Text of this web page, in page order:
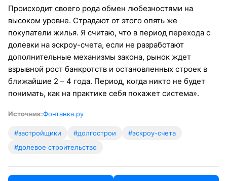
Происходит своего рода обмен любезностями на
высоком уровне. Страдают от этого опять же
покупатели жилья. Я считаю, что в период перехода с
долевки на эскроу-счета, если не разработают
дополнительные механизмы закона, рынок ждет
взрывной рост банкротств и остановленных строек в
ближайшие 2 – 4 года. Период, когда никто не будет
понимать, как на практике себя покажет система».
Источник:Фонтанка.ру
#застройщики #долгострои
#эскроу-счета
#долевое строительство